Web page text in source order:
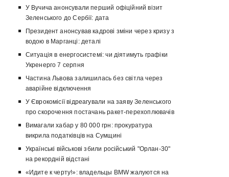
У Вучича анонсували перший офіційний візит
Зеленського до Сербії: дата
Президент анонсував кадрові зміни через кризу з
водою в Марганці: деталі
Ситуація в енергосистемі: чи діятимуть графіки
Укренерго 7 серпня
Частина Львова залишилась без світла через
аварійне відключення
У Єврокомісії відреагували на заяву Зеленського
про скорочення постачань ракет-перехоплювачів
Вимагали хабар у 80 000 грн: прокуратура
викрила податківців на Сумщині
Українські військові збили російський "Орлан-30"
на рекордній відстані
«Идите к черту!»: владельцы BMW жалуются на